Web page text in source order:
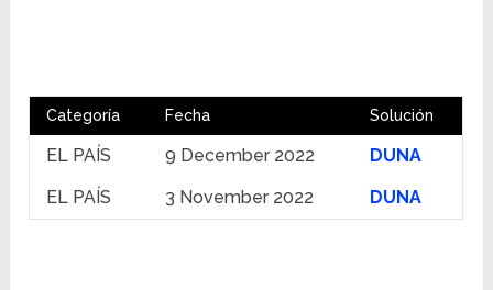
Categoría Fecha Solución
EL PAÍS 9 December 2022
DUNA
EL PAÍS
3 November 2022 DUNA